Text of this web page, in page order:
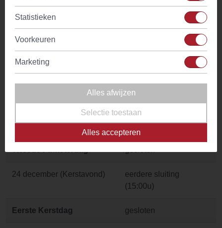
Eerste Paasdag gesloten
Tweede Paasdag gesloten
Eerste Pinksterdag gesloten
24 december (Kerstavond)
eerdere sluiting
(15:00u)
Eerste Kerstdag gesloten
Statistieken
Voorkeuren
Marketing
Alles afwijzen
Selectie toestaan
Alles accepteren